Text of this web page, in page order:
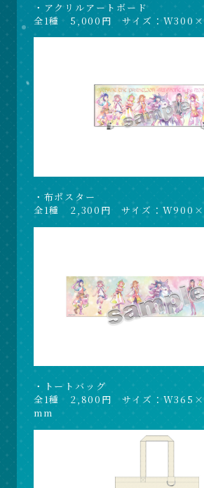
・アクリルアートボード
全1種 5,000円 サイズ：
・布ポスター
全1種 2,300円 サイズ：
・トートバッグ
全1種 2,800円 サイズ：
mm